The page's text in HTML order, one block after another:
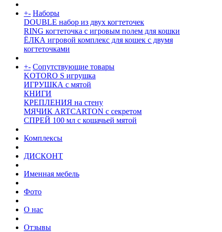
+- Наборы
DOUBLE набор из двух когтеточек
RING когтеточка c игровым полем для кошки
ЁЛКА игровой комплекс для кошек с двумя
когтеточками
+- Сопутствующие товары
KOTORO S игрушка
ИГРУШКА с мятой
КНИГИ
КРЕПЛЕНИЯ на стену
МЯЧИК ARTCARTON с секретом
СПРЕЙ 100 мл с кошачьей мятой
Комплексы
ДИСКОНТ
Именная мебель
Фото
О нас
Отзывы